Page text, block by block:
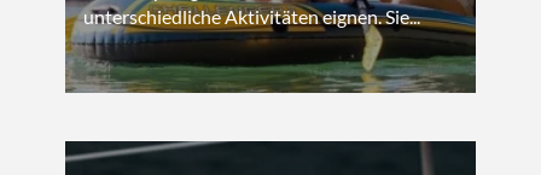
unterschiedliche Aktivitäten eignen. Sie...